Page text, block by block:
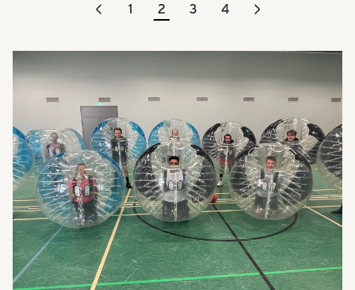
< 1 2 3 4 >